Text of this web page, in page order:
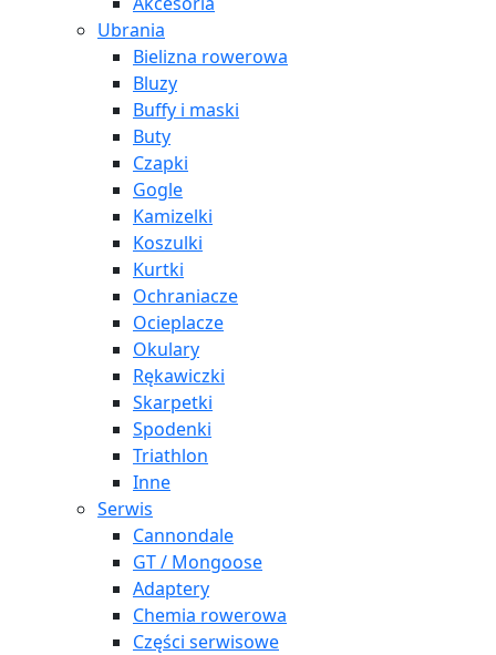
Ubrania
Bielizna rowerowa
Bluzy
Buffy i maski
Buty
Czapki
Gogle
Kamizelki
Koszulki
Kurtki
Ochraniacze
Ocieplacze
Okulary
Rękawiczki
Skarpetki
Spodenki
Triathlon
Inne
Serwis
Cannondale
GT / Mongoose
Adaptery
Chemia rowerowa
Części serwisowe